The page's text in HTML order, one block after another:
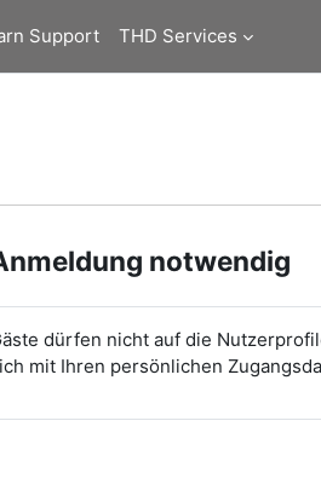
Support THD Services
notwendig
dürfen nicht auf die
mit Ihren persönlichen